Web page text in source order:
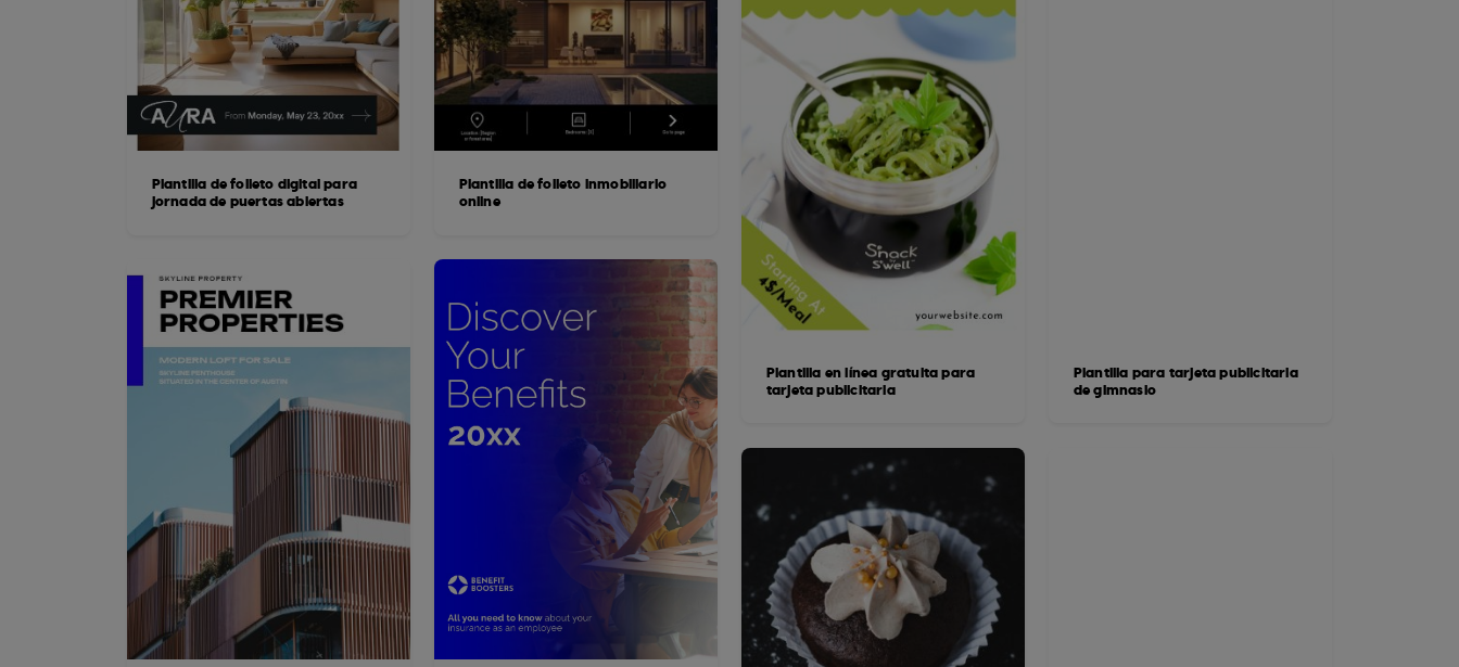
Plantilla de folleto digital para
jornada de puertas abiertas
Plantilla de folleto inmobiliario
online
Plantilla en línea gratuita para
tarjeta publicitaria
Plantilla para tarjeta publicitaria
de gimnasio